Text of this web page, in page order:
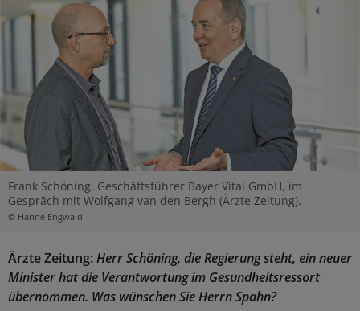
Frank Schöning, Geschäftsführer Bayer Vital GmbH, im
Gespräch mit Wolfgang van den Bergh (Ärzte Zeitung).
© Hanne Engwald
Ärzte Zeitung:Herr Schöning, die Regierung steht, ein neuer
Minister hat die Verantwortung im Gesundheitsressort
übernommen. Was wünschen Sie Herrn Spahn?